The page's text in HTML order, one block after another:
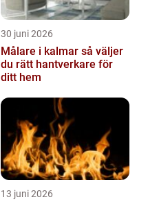
30 juni 2026
Målare i kalmar så väljer
du rätt hantverkare för
ditt hem
13 juni 2026